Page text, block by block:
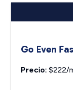
Go Even
Precio: $222/